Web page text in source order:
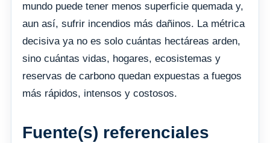
mundo puede tener menos superficie quemada y,
aun así, sufrir incendios más dañinos. La métrica
decisiva ya no es solo cuántas hectáreas arden,
sino cuántas vidas, hogares, ecosistemas y
reservas de carbono quedan expuestas a fuegos
más rápidos, intensos y costosos.
Fuente(s) referenciales